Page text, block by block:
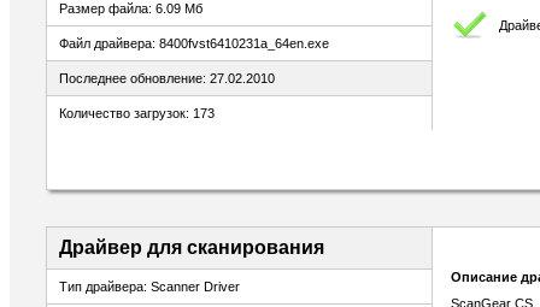
Размер файла: 6.09 Мб
Файл драйвера: 8400fvst6410231a_64en.exe
Последнее обновление: 27.02.2010
Количество загрузок: 173
Драйвер для сканирования
Тип драйвера: Scanner Driver
Описание
ScanGear